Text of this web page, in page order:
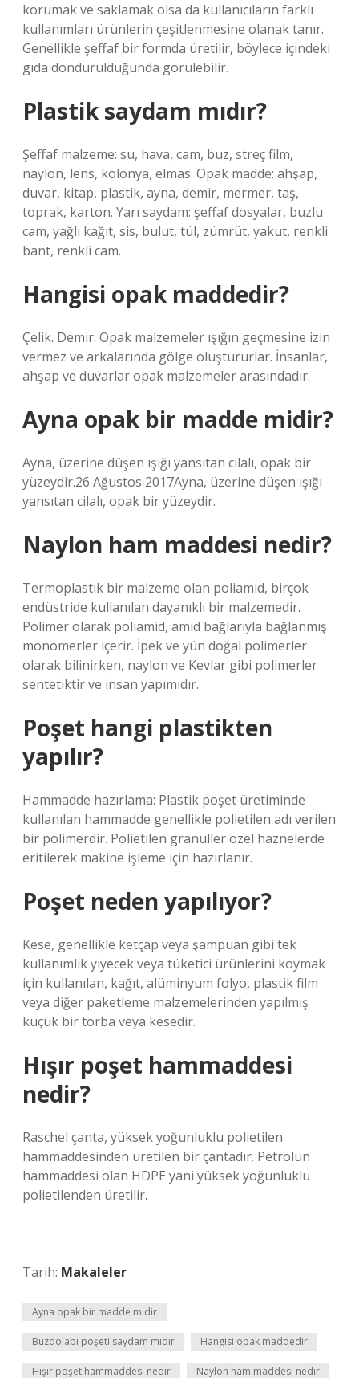
korumak ve saklamak olsa da kullanıcıların farklı
kullanımları ürünlerin çeşitlenmesine olanak tanır.
Genellikle şeffaf bir formda üretilir, böylece içindeki
gıda dondurulduğunda görülebilir.
Plastik saydam mıdır?
Şeffaf malzeme: su, hava, cam, buz, streç film,
naylon, lens, kolonya, elmas. Opak madde: ahşap,
duvar, kitap, plastik, ayna, demir, mermer, taş,
toprak, karton. Yarı saydam: şeffaf dosyalar, buzlu
cam, yağlı kağıt, sis, bulut, tül, zümrüt, yakut, renkli
bant, renkli cam.
Hangisi opak maddedir?
Çelik. Demir. Opak malzemeler ışığın geçmesine izin
vermez ve arkalarında gölge oluştururlar. İnsanlar,
ahşap ve duvarlar opak malzemeler arasındadır.
Ayna opak bir madde midir?
Ayna, üzerine düşen ışığı yansıtan cilalı, opak bir
yüzeydir.26 Ağustos 2017Ayna, üzerine düşen ışığı
yansıtan cilalı, opak bir yüzeydir.
Naylon ham maddesi nedir?
Termoplastik bir malzeme olan poliamid, birçok
endüstride kullanılan dayanıklı bir malzemedir.
Polimer olarak poliamid, amid bağlarıyla bağlanmış
monomerler içerir. İpek ve yün doğal polimerler
olarak bilinirken, naylon ve Kevlar gibi polimerler
sentetiktir ve insan yapımıdır.
Poşet hangi plastikten
yapılır?
Hammadde hazırlama: Plastik poşet üretiminde
kullanılan hammadde genellikle polietilen adı verilen
bir polimerdir. Polietilen granüller özel haznelerde
eritilerek makine işleme için hazırlanır.
Poşet neden yapılıyor?
Kese, genellikle ketçap veya şampuan gibi tek
kullanımlık yiyecek veya tüketici ürünlerini koymak
için kullanılan, kağıt, alüminyum folyo, plastik film
veya diğer paketleme malzemelerinden yapılmış
küçük bir torba veya kesedir.
Hışır poşet hammaddesi
nedir?
Raschel çanta, yüksek yoğunluklu polietilen
hammaddesinden üretilen bir çantadır. Petrolün
hammaddesi olan HDPE yani yüksek yoğunluklu
polietilenden üretilir.
Tarih: Makaleler
Ayna opak bir madde midir
Buzdolabı poşeti saydam mıdır Hangisi opak maddedir
Hışır poşet hammaddesi nedir Naylon ham maddesi nedir